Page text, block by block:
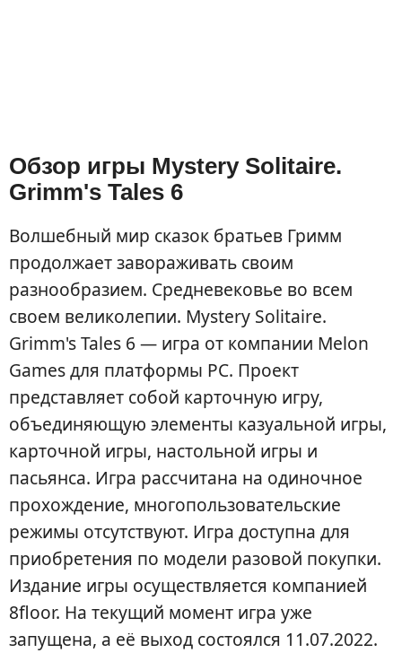
Обзор игры Mystery Solitaire.
Grimm's Tales 6
Волшебный мир сказок братьев Гримм
продолжает завораживать своим
разнообразием. Средневековье во всем
своем великолепии. Mystery Solitaire.
Grimm's Tales 6 — игра от компании Melon
Games для платформы PC. Проект
представляет собой карточную игру,
объединяющую элементы казуальной игры,
карточной игры, настольной игры и
пасьянса. Игра рассчитана на одиночное
прохождение, многопользовательские
режимы отсутствуют. Игра доступна для
приобретения по модели разовой покупки.
Издание игры осуществляется компанией
8floor. На текущий момент игра уже
запущена, а её выход состоялся 11.07.2022.